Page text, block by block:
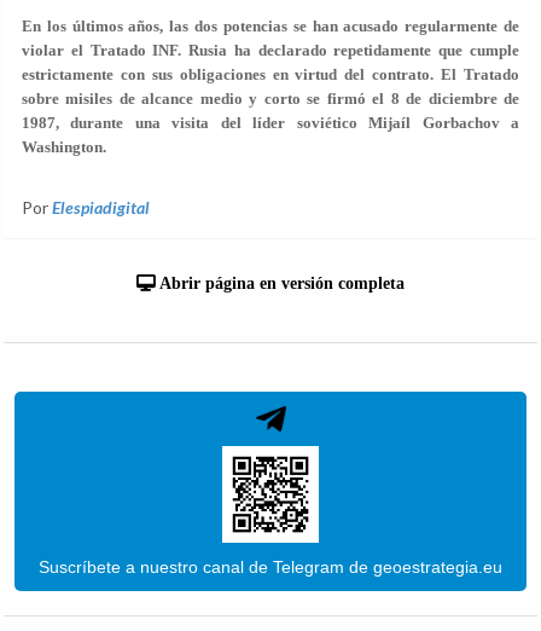
En los últimos años, las dos potencias se han acusado regularmente de
violar el Tratado INF. Rusia ha declarado repetidamente que cumple
estrictamente con sus obligaciones en virtud del contrato. El Tratado
sobre misiles de alcance medio y corto se firmó el 8 de diciembre de
1987, durante una visita del líder soviético Mijaíl Gorbachov a
Washington.
PorElespiadigital
Abrir página en versión completa
Suscríbete a nuestro canal de Telegram de geoestrategia.eu